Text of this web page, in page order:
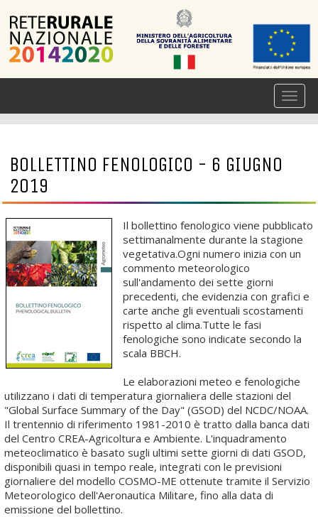
BOLLETTINO FENOLOGICO - 6 GIUGNO
2019
Il bollettino fenologico viene pubblicato
settimanalmente durante la stagione
vegetativa.Ogni numero inizia con un
commento meteorologico
sull'andamento dei sette giorni
precedenti, che evidenzia con grafici e
carte anche gli eventuali scostamenti
rispetto al clima.Tutte le fasi
fenologiche sono indicate secondo la
scala BBCH.
Le elaborazioni meteo e fenologiche
utilizzano i dati di temperatura giornaliera delle stazioni del
"Global Surface Summary of the Day" (GSOD) del NCDC/NOAA.
Il trentennio di riferimento 1981-2010 è tratto dalla banca dati
del Centro CREA-Agricoltura e Ambiente. L'inquadramento
meteoclimatico è basato sugli ultimi sette giorni di dati GSOD,
disponibili quasi in tempo reale, integrati con le previsioni
giornaliere del modello COSMO-ME ottenute tramite il Servizio
Meteorologico dell'Aeronautica Militare, fino alla data di
emissione del bollettino.